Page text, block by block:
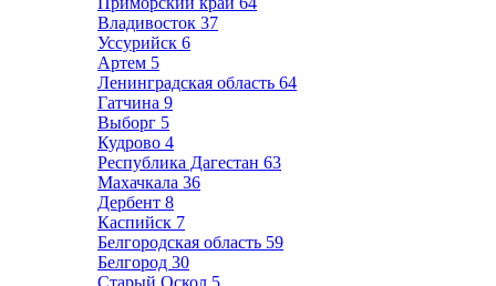
Владивосток 37
Уссурийск 6
Артем 5
Ленинградская область 64
Гатчина 9
Выборг 5
Кудрово 4
Республика Дагестан 63
Махачкала 36
Дербент 8
Каспийск 7
Белгородская область 59
Белгород 30
Старый Оскол 5